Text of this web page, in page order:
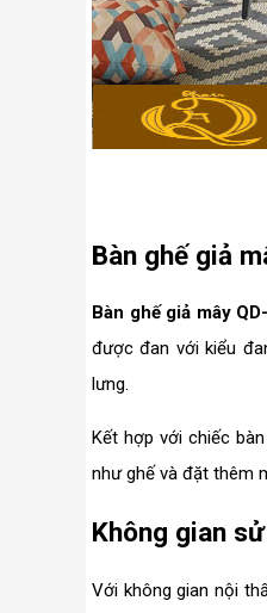
Bàn ghế giả
Bàn ghế giả mây
được đan với kiểu
lưng.
Kết hợp với chiếc
như ghế và đặt thêm
Không gian
Với không gian nội